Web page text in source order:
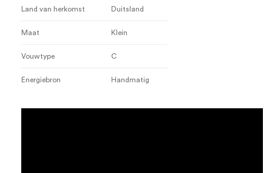
Land van herkomst Duitsland
Maat Klein
Vouwtype C
Energiebron Handmatig